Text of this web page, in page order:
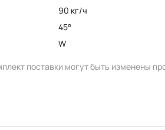
90 кг/ч
45°
W
поставки могут быть изменены